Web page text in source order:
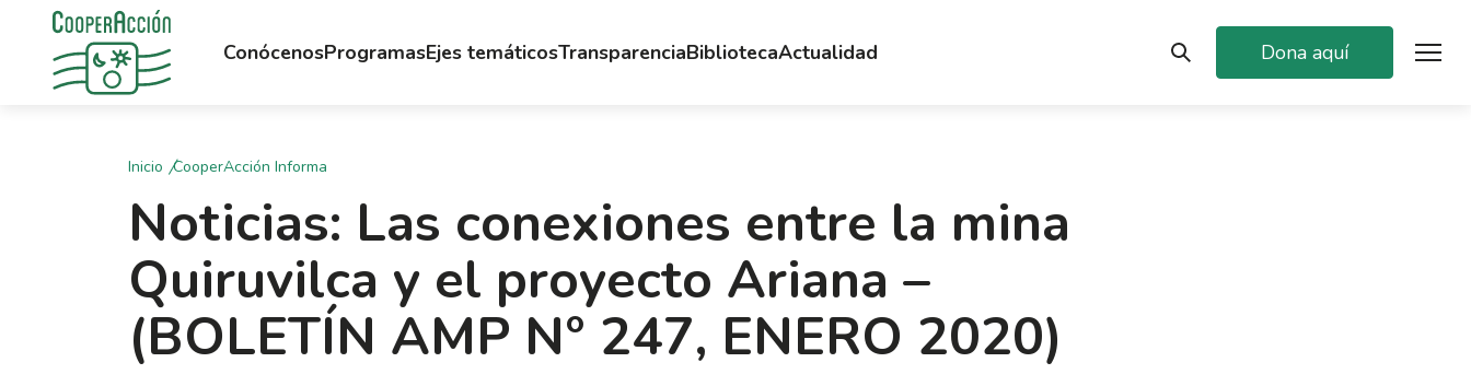
ConócenosProgramasEjes temáticosTransparenciaBibliotecaActualidad Dona aquí
Inicio CooperAcción Informa
Noticias: Las conexiones entre la mina
Quiruvilca y el proyecto Ariana –
(BOLETÍN AMP N° 247, ENERO 2020)